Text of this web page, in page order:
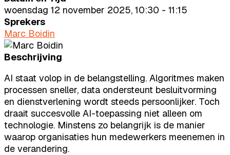
woensdag 12 november 2025, 10:30 - 11:15
Sprekers
Marc Boidin
Beschrijving
AI staat volop in de belangstelling. Algoritmes maken
processen sneller, data ondersteunt besluitvorming
en dienstverlening wordt steeds persoonlijker. Toch
draait succesvolle AI-toepassing niet alleen om
technologie. Minstens zo belangrijk is de manier
waarop organisaties hun medewerkers meenemen in
de verandering.